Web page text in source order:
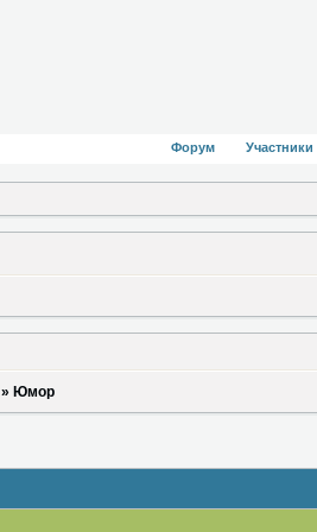
Форум Участники
»Юмор